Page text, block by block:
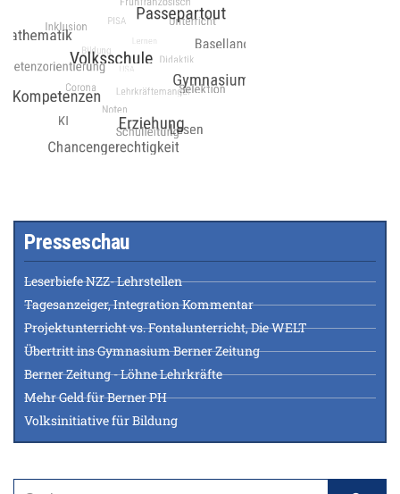
Presseschau
Leserbiefe NZZ- Lehrstellen
Tagesanzeiger, Integration Kommentar
Projektunterricht vs. Fontalunterricht, Die WELT
Übertritt ins Gymnasium Berner Zeitung
Berner Zeitung - Löhne Lehrkräfte
Mehr Geld für Berner PH
Volksinitiative für Bildung